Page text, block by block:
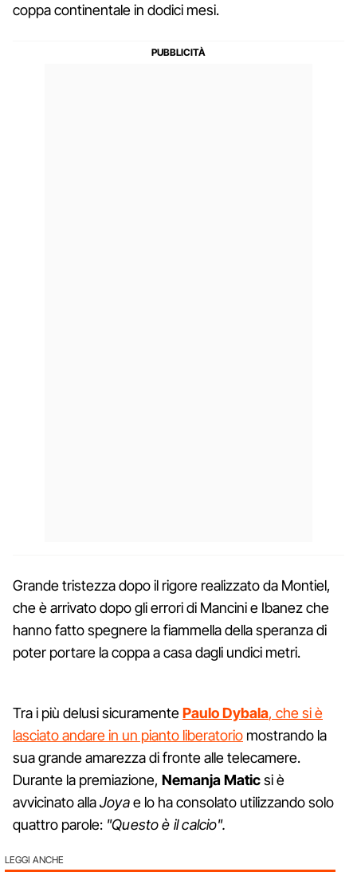
coppa continentale in dodici mesi.
Grande tristezza dopo il rigore realizzato da Montiel,
che è arrivato dopo gli errori di Mancini e Ibanez che
hanno fatto spegnere la fiammella della speranza di
poter portare la coppa a casa dagli undici metri.
Tra i più delusi sicuramentePaulo Dybala, che si è
lasciato andare in un pianto liberatorio mostrando la
sua grande amarezza di fronte alle telecamere.
Durante la premiazione, Nemanja Maticsi è
avvicinato allaJoyae lo ha consolato utilizzando solo
quattro parole: "Questo è il calcio".
LEGGI ANCHE